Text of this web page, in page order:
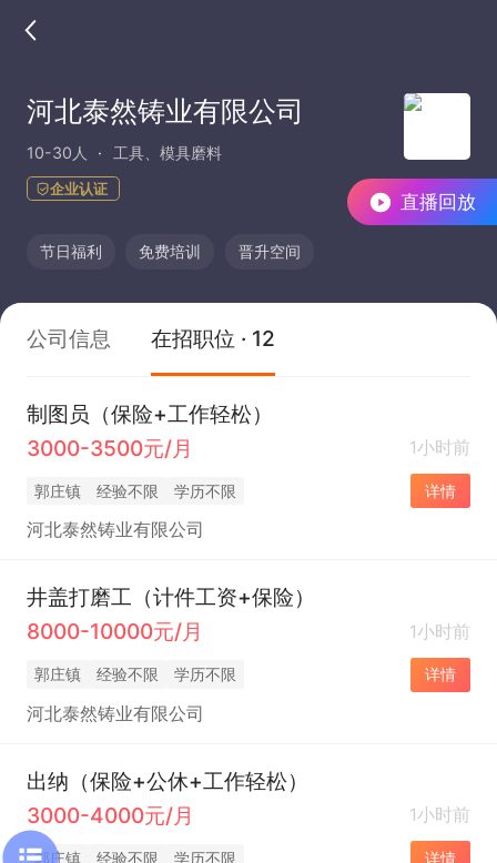
直播回放
河北泰然铸业有限公司
10-30人 工具、模具磨料
企业认证
节日福利 免费培训 晋升空间
公司信息 在招职位 · 12
制图员（保险+工作轻松）
3000-3500元/月
1小时前
郭庄镇 经验不限 学历不限 详情
河北泰然铸业有限公司
井盖打磨工（计件工资+保险）
8000-10000元/月
1小时前
郭庄镇 经验不限 学历不限 详情
河北泰然铸业有限公司
出纳（保险+公休+工作轻松）
3000-4000元/月
1小时前
郭庄镇 经验不限 学历不限 详情